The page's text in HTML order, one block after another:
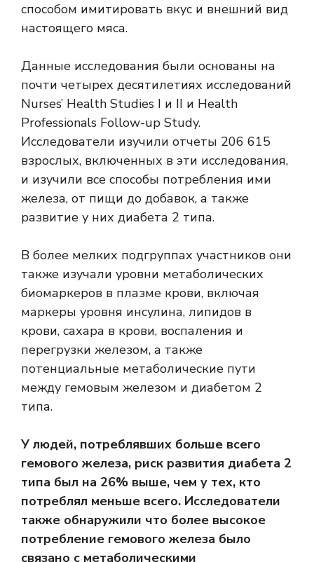
способом имитировать вкус и внешний вид
настоящего мяса.
Данные исследования были основаны на
почти четырех десятилетиях исследований
Nurses’ Health Studies I и II и Health
Professionals Follow-up Study.
Исследователи изучили отчеты 206 615
взрослых, включенных в эти исследования,
и изучили все способы потребления ими
железа, от пищи до добавок, а также
развитие у них диабета 2 типа.
В более мелких подгруппах участников они
также изучали уровни метаболических
биомаркеров в плазме крови, включая
маркеры уровня инсулина, липидов в
крови, сахара в крови, воспаления и
перегрузки железом, а также
потенциальные метаболические пути
между гемовым железом и диабетом 2
типа.
У людей, потреблявших больше всего
гемового железа, риск развития диабета 2
типа был на 26% выше, чем у тех, кто
потреблял меньше всего. Исследователи
также обнаружили что более высокое
потребление гемового железа было
связано с метаболическими